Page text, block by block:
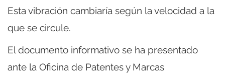
Esta vibración cambiaría según la velocidad a la
que se circule.
El documento informativo se ha presentado
ante la Oficina de Patentes y Marcas